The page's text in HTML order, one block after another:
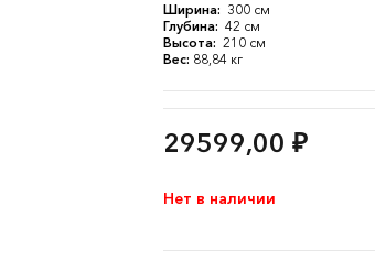
Ширина: 300 см
Глубина: 42 см
Высота: 210 см
Вес: 88,84 кг
29599,00 ₽
Нет в наличии